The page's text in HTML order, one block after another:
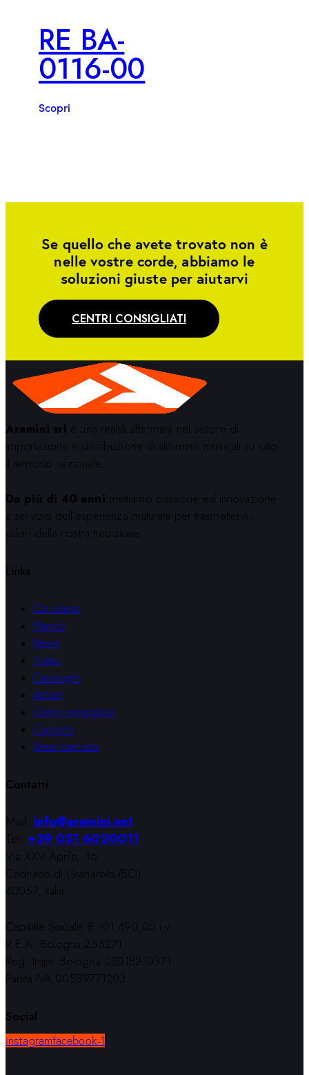
RE BA-
0116-00
Scopri
Se quello che avete trovato non è
nelle vostre corde, abbiamo le
soluzioni giuste per aiutarvi
CENTRI CONSIGLIATI
Aramini srl è una realtà affermata nel settore di
importazione e distribuzione di strumenti musicali su tutto
il territorio nazionale.
Da più di 40 anni mettiamo passione ed innovazione
a servizio dell’esperienza maturata per trasmettervi i
valori della nostra tradizione.
Links
Chi siamo
Marchi
News
Video
Cataloghi
Artisti
Centri consigliati
Contatti
Area riservata
Contatti
Mail:info@aramini.net
Tel:+39 051 6020011
Via XXV Aprile, 36
Cadriano di Granarolo (BO)
40057, Italia
Capitale Sociale € 101.490,00 i.v.
R.E.A. Bologna 256271
Reg. Impr. Bologna 03018210371
Partita IVA 00589771203
Social
instagramfacebook-1